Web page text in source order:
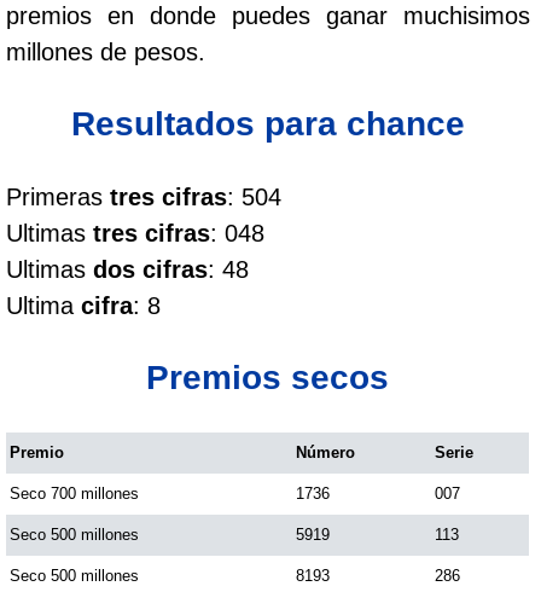
Cafeterito Noche
Chontico Día
Chontico Noche
Culona día
Dorado Mañana
premios en donde puedes ganar muchisimos
millones de pesos.
Resultados para chance
Primeras tres cifras: 504
Ultimas tres cifras: 048
Ultimas dos cifras: 48
Ultima cifra: 8
Premios secos
Premio Número Serie
Seco 700 millones 1736 007
Seco 500 millones 5919 113
Seco 500 millones 8193 286